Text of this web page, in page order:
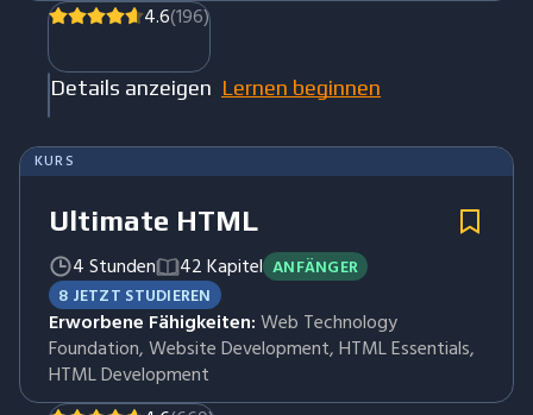
4.6(196)
Details anzeigen Lernen beginnen
KURS
Ultimate HTML
4 Stunden 42 Kapitel ANFÄNGER
8 JETZT STUDIEREN
Erworbene Fähigkeiten:Web Technology
Foundation, Website Development, HTML Essentials,
HTML Development